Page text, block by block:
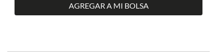
AGREGAR A MI BOLSA